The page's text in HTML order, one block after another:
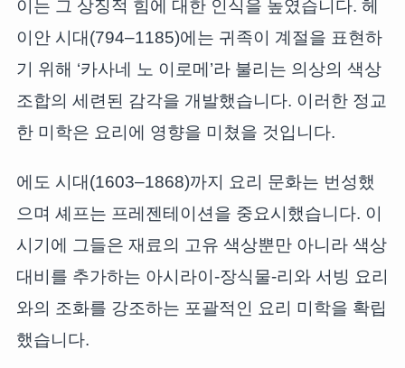
이는 그 상징적 힘에 대한 인식을 높였습니다. 헤
이안 시대(794–1185)에는 귀족이 계절을 표현하
기 위해 ‘카사네 노 이로메’라 불리는 의상의 색상
조합의 세련된 감각을 개발했습니다. 이러한 정교
한 미학은 요리에 영향을 미쳤을 것입니다.
에도 시대(1603–1868)까지 요리 문화는 번성했
으며 셰프는 프레젠테이션을 중요시했습니다. 이
시기에 그들은 재료의 고유 색상뿐만 아니라 색상
대비를 추가하는 아시라이-장식물-리와 서빙 요리
와의 조화를 강조하는 포괄적인 요리 미학을 확립
했습니다.